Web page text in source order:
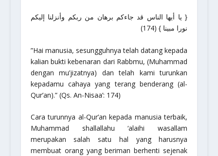
{ يا أيها الناس قد جاءكم برهان من ربكم وأنزلنا إليكم
نورا مبينا } (174)
”Hai manusia, sesungguhnya telah datang kepada
kalian bukti kebenaran dari Rabbmu, (Muhammad
dengan mu’jizatnya) dan telah kami turunkan
kepadamu cahaya yang terang benderang (al-
Qur’an).”(Qs. An-Nisaa’: 174)
Cara turunnya al-Qur’an kepada manusia terbaik,
Muhammad shallallahu ‘alaihi wasallam
merupakan salah satu hal yang harusnya
membuat orang yang beriman berhenti sejenak